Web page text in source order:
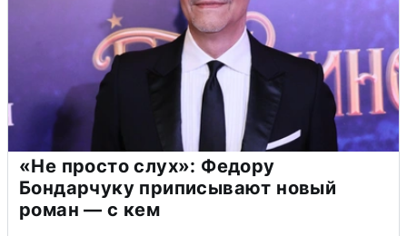
«Не просто слух»: Федору
Бондарчуку приписывают новый
роман — с кем